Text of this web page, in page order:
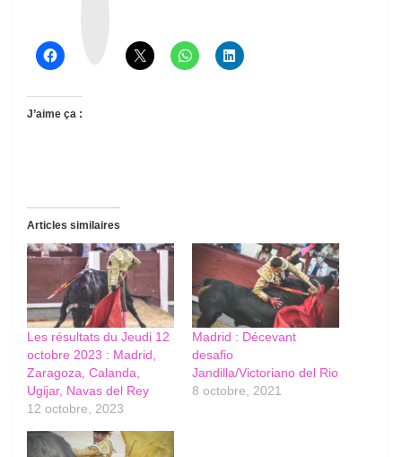
J’aime ça :
Articles similaires
Les résultats du Jeudi 12
octobre 2023 : Madrid,
Zaragoza, Calanda,
Ugijar, Navas del Rey
12 octobre, 2023
Madrid : Décevant
desafio
Jandilla/Victoriano del Rio
8 octobre, 2021